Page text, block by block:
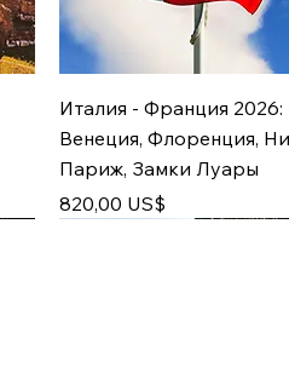
Италия - Франция 2026:
Венеция, Флоренция,
Париж, Замки Луары
Цена
820,00 US$